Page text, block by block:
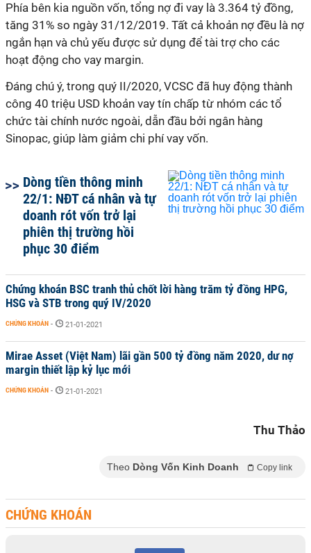
Phía bên kia nguồn vốn, tổng nợ đi vay là 3.364 tỷ đồng,
tăng 31% so ngày 31/12/2019. Tất cả khoản nợ đều là nợ
ngắn hạn và chủ yếu được sử dụng để tài trợ cho các
hoạt động cho vay margin.
Đáng chú ý, trong quý II/2020, VCSC đã huy động thành
công 40 triệu USD khoản vay tín chấp từ nhóm các tổ
chức tài chính nước ngoài, dẫn đầu bởi ngân hàng
Sinopac, giúp làm giảm chi phí vay vốn.
Dòng tiền thông minh
22/1: NĐT cá nhân và tự
doanh rót vốn trở lại
phiên thị trường hồi
phục 30 điểm
Chứng khoán BSC tranh thủ chốt lời hàng trăm tỷ đồng HPG,
HSG và STB trong quý IV/2020
CHỨNG KHOÁN - 21-01-2021
Mirae Asset (Việt Nam) lãi gần 500 tỷ đồng năm 2020, dư nợ
margin thiết lập kỷ lục mới
CHỨNG KHOÁN - 21-01-2021
Thu Thảo
Theo Dòng Vốn Kinh Doanh Copy link
CHỨNG KHOÁN